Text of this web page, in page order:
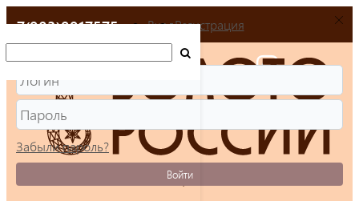
+7(903)9917575 ВходРегистрация
Забыли пароль?
Войти